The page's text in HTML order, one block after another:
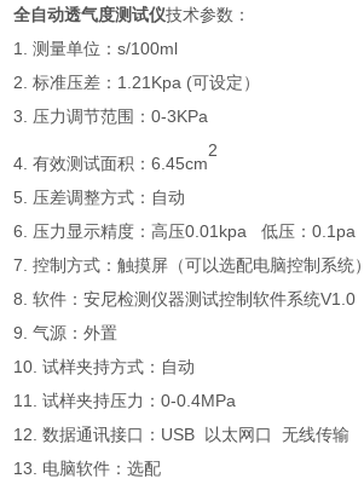
全自动透气度测试仪技术参数：
1. 测量单位：s/100ml
2. 标准压差：1.21Kpa (可设定）
3. 压力调节范围：0-3KPa
4. 有效测试面积：6.45cm
2
5. 压差调整方式：自动
6. 压力显示精度：高压0.01kpa 低压：0.1pa
7. 控制方式：触摸屏（可以选配电脑控制系统）
8. 软件：安尼检测仪器测试控制软件系统V1.0
9. 气源：外置
10. 试样夹持方式：自动
11. 试样夹持压力：0-0.4MPa
12. 数据通讯接口：USB 以太网口 无线传输
13. 电脑软件：选配